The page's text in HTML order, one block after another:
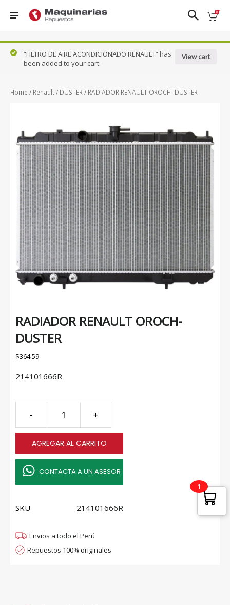
Nissan
Ford
Mazda
Renault
Suzuki
NAVARA
PATHFINDER
QASHQAI
SENTRA
CLASICO
B13
URVAN
X-TRAIL
VER TODOS
View cart
“FILTRO DE AIRE ACONDICIONADO RENAULT” has
been added to your cart.
Home / Renault/ DUSTER/ RADIADOR RENAULT OROCH- DUSTER
RADIADOR RENAULT OROCH-
DUSTER
$364.59
214101666R
-
RENAULT
OROCH-
DUSTER
quantity
+
AGREGAR AL CARRITO
CONTACTA A UN ASESOR
SKU 214101666R
Envios a todo el Perú
Repuestos 100% originales
1